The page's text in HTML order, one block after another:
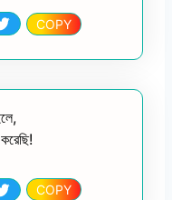
COPY
COPY